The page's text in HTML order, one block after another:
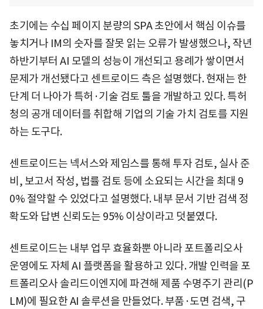
초기에는 수십 페이지 분량의 SPA 초안에서 핵심 이슈를
놓치거나 IM의 숫자를 잘못 읽는 오류가 발생했으나, 작년
하반기부터 AI 모델의 성능이 개선되고 용례가 쌓이면서
문제가 개선됐다고 센트로이드 측은 설명했다. 현재는 한
단계 더 나아가 특허·기술 검토 툴을 개발하고 있다. 특허
청의 공개 데이터를 취합해 기업의 기술 가치 검토를 지원
하는 도구다.
센트로이드는 넥서스와 제임스를 통해 투자 검토, 실사 준
비, 보고서 작성, 법률 검토 등에 소요되는 시간을 최대 9
0% 절약할 수 있었다고 설명했다. 내부 문서 기반 검색 정
확도와 답변 신뢰도는 95% 이상이라고 덧붙였다.
센트로이드는 내부 업무 효율화뿐 아니라 포트폴리오사
운영에도 자체 AI 플랫폼을 활용하고 있다. 개발 인력을 포
트폴리오사 솔리드이엔지에 파견해 제품 수명주기 관리(P
LM)에 필요한 AI 솔루션을 만들었다. 부품·도면 검색, 구